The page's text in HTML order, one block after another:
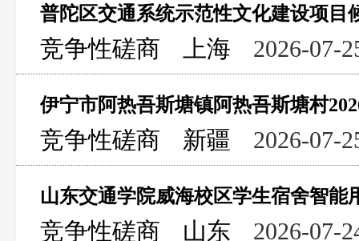
竞争性磋商 上海 2026-07-
竞争性磋商 新疆 2026-07-
山东交通学院威海校区学生宿舍智能
竞争性磋商 山东 2026-07-